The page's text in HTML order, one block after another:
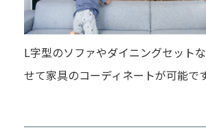
L字型のソファやダイニングセット
せて家具のコーディネートが可能で